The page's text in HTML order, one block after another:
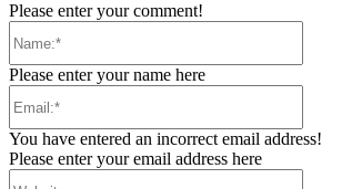
Please enter your comment!
Please enter your name here
You have entered an incorrect email address!
Please enter your email address here